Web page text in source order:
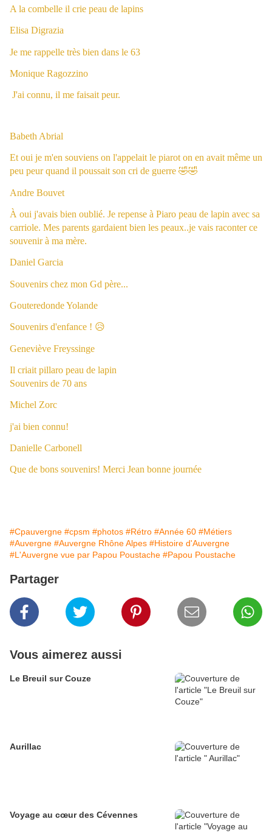
A la combelle il crie peau de lapins
Elisa Digrazia
Je me rappelle très bien dans le 63
Monique Ragozzino
J'ai connu, il me faisait peur.
Babeth Abrial
Et oui je m'en souviens on l'appelait le piarot on en avait même un
peu peur quand il poussait son cri de guerre 🤣🤣
Andre Bouvet
À oui j'avais bien oublié. Je repense à Piaro peau de lapin avec sa
carriole. Mes parents gardaient bien les peaux..je vais raconter ce
souvenir à ma mère.
Daniel Garcia
Souvenirs chez mon Gd père...
Gouteredonde Yolande
Souvenirs d'enfance ! 😥
Geneviève Freyssinge
Il criait pillaro peau de lapin
Souvenirs de 70 ans
Michel Zorc
j'ai bien connu!
Danielle Carbonell
Que de bons souvenirs! Merci Jean bonne journée
#Cpauvergne #cpsm #photos #Rétro #Année 60 #Métiers
#Auvergne #Auvergne Rhône Alpes #Histoire d'Auvergne
#L'Auvergne vue par Papou Poustache #Papou Poustache
Partager
Vous aimerez aussi
Le Breuil sur Couze
Aurillac
Voyage au cœur des Cévennes